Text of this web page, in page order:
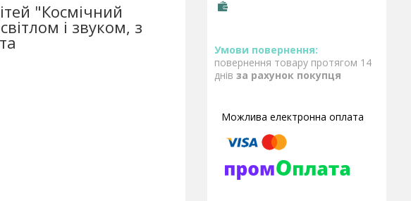
"Космічний
і звуком, з
повернення товару протягом 14
днів за рахунок покупця